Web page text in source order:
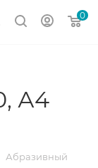
0
А4
Абразивный